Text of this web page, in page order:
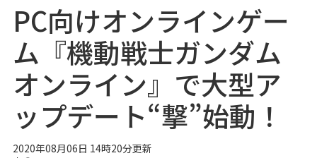
PC向けオンラインゲー
ム『機動戦士ガンダム
オンライン』で大型ア
ップデート“撃”始動！
2020年08月06日 14時20分更新